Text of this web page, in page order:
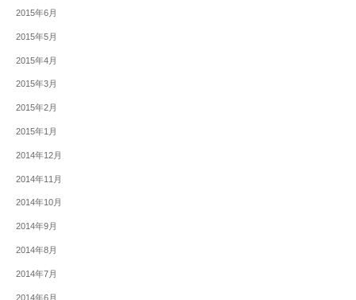
2015年6月
2015年5月
2015年4月
2015年3月
2015年2月
2015年1月
2014年12月
2014年11月
2014年10月
2014年9月
2014年8月
2014年7月
2014年6月